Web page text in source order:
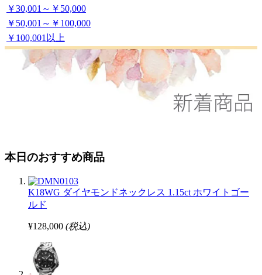
￥30,001～￥50,000
￥50,001～￥100,000
￥100,001以上
本日のおすすめ商品
K18WG ダイヤモンドネックレス 1.15ct ホワイトゴー
ルド
¥128,000 (税込)